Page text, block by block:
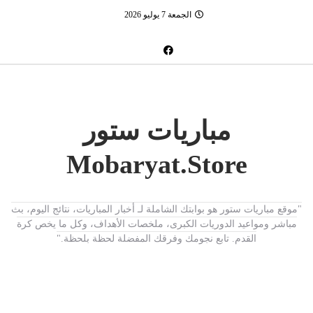
الجمعة 7 يوليو 2026
مباريات ستور
Mobaryat.Store
"موقع مباريات ستور هو بوابتك الشاملة لـ أخبار المباريات، نتائج اليوم، بث
مباشر ومواعيد الدوريات الكبرى، ملخصات الأهداف، وكل ما يخص كرة
القدم. تابع نجومك وفرقك المفضلة لحظة بلحظة."